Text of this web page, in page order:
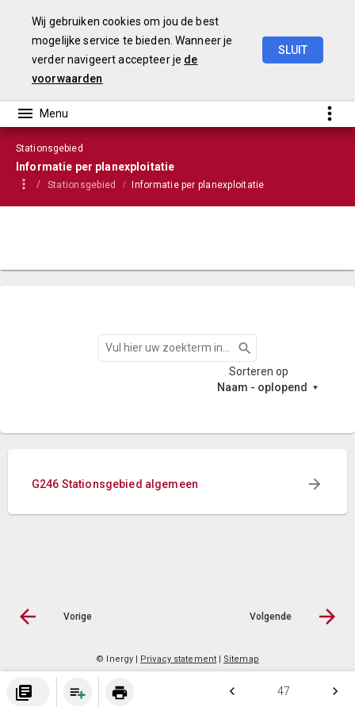
Wij gebruiken cookies om jou de best
mogelijke service te bieden. Wanneer je
verder navigeert accepteer je de
voorwaarden
SLUIT
Stationsgebied
Informatie per planexploitatie
Stationsgebied Informatie per planexploitatie
Zoeken
Sorteren op
Naam - oplopend
G246 Stationsgebied algemeen
Vorige Volgende
© Inergy | Privacy statement| Sitemap
library_books print keyboard_arrow_left 47 keyboard_arrow_right